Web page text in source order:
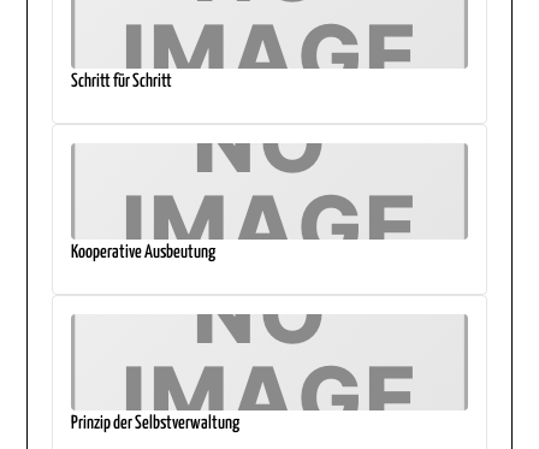
Schritt für Schritt
Kooperative Ausbeutung
Prinzip der Selbstverwaltung